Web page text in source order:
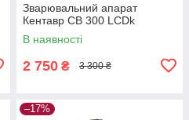
Зварювальний апарат
Кентавр СВ 300 LCDk
В наявності
2 750 ₴ 3 300 ₴
–17%